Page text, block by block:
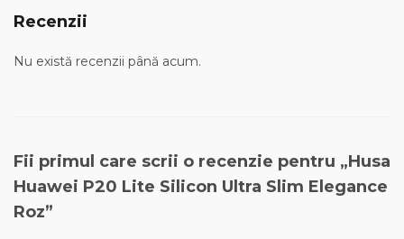
Recenzii
Nu există recenzii până acum.
Fii primul care scrii o recenzie pentru „Husa
Huawei P20 Lite Silicon Ultra Slim Elegance
Roz”